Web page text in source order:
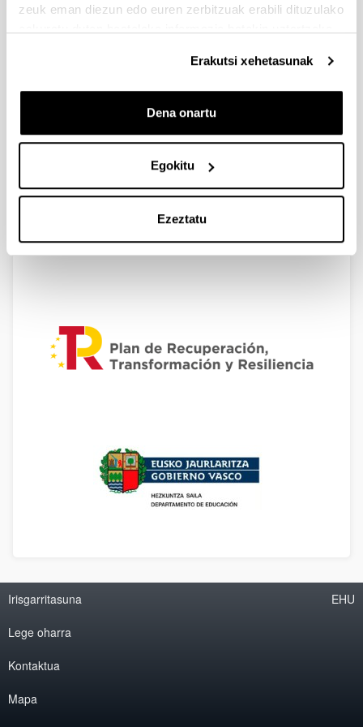
zeuk eman diezun edo euren zerbitzuak erabili dituzulako
Erakutsi xehetasunak
Dena onartu
Egokitu
Ezeztatu
Irisgarritasuna
Lege oharra
Kontaktua
Mapa
EHU